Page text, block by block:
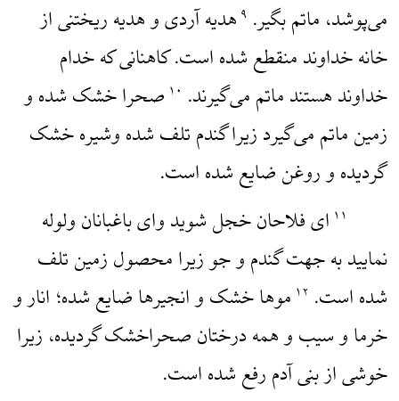
می‌پوشد، ماتم بگیر. ۹ هدیه آردی و هدیه ریختنی از
خانه خداوند منقطع شده است. کاهنانی که خدام
خداوند هستند ماتم می‌گیرند. ۱۰ صحرا خشک شده و
زمین ماتم می‌گیرد زیرا گندم تلف شده وشیره خشک
گردیده و روغن ضایع شده است.
۱۱ ‌ای فلاحان خجل شوید و‌ای باغبانان ولوله
نمایید به جهت گندم و جو زیرا محصول زمین تلف
شده است. ۱۲ موها خشک و انجیرها ضایع شده؛ انار و
خرما و سیب و همه درختان صحراخشک گردیده، زیرا
خوشی از بنی آدم رفع شده است.